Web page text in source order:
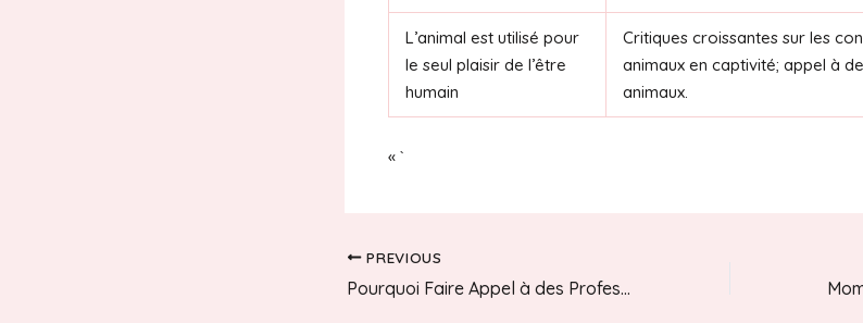
L’animal est utilisé pour
le seul plaisir de l’être
humain
Critiques croissantes sur les
animaux en captivité; appel à
animaux.
« `
Post
navigation
PREVIOUS
Pourquoi Faire Appel à des Professionnels Garantit un Événement Réussi